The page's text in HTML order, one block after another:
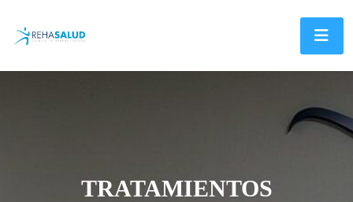
TRATAMIENTOS